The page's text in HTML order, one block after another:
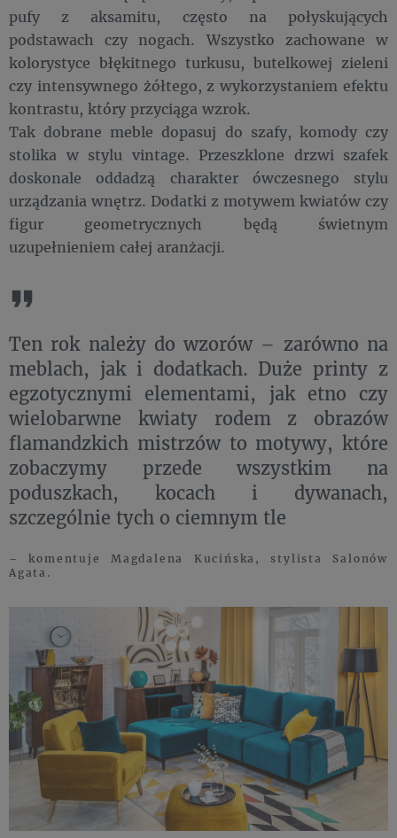
pufy z aksamitu, często na połyskujących
podstawach czy nogach. Wszystko zachowane w
kolorystyce błękitnego turkusu, butelkowej zieleni
czy intensywnego żółtego, z wykorzystaniem efektu
kontrastu, który przyciąga wzrok.
Tak dobrane meble dopasuj do szafy, komody czy
stolika w stylu vintage. Przeszklone drzwi szafek
doskonale oddadzą charakter ówczesnego stylu
urządzania wnętrz. Dodatki z motywem kwiatów czy
figur geometrycznych będą świetnym
uzupełnieniem całej aranżacji.
Ten rok należy do wzorów – zarówno na
meblach, jak i dodatkach. Duże printy z
egzotycznymi elementami, jak etno czy
wielobarwne kwiaty rodem z obrazów
flamandzkich mistrzów to motywy, które
zobaczymy przede wszystkim na
poduszkach, kocach i dywanach,
szczególnie tych o ciemnym tle
– komentuje Magdalena Kucińska, stylista Salonów
Agata.